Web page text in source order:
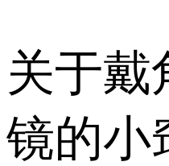
关于戴
镜的小